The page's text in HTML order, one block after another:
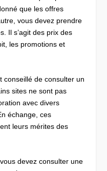
que les offres
vous devez prendre
Il s’agit des prix des
les promotions et
conseillé de consulter un
sites ne sont pas
avec divers
échange, ces
leurs mérites des
devez consulter une